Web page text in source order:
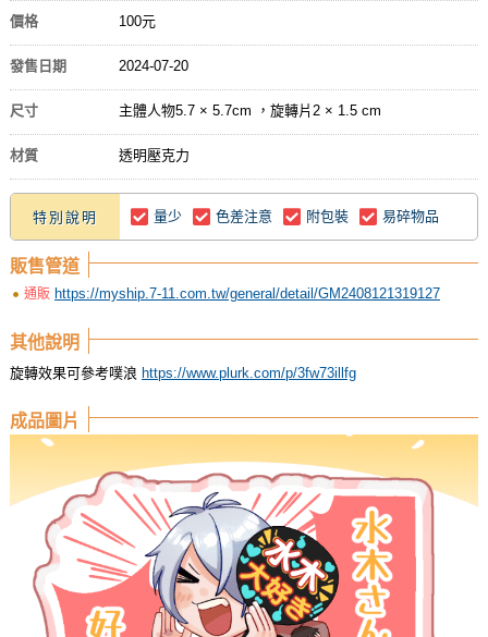
價格 100元
發售日期 2024-07-20
尺寸 主體人物5.7 × 5.7cm ，旋轉片2 × 1.5 cm
材質 透明壓克力
特別說明 量少 色差注意 附包裝 易碎物品
販售管道
通販 https://myship.7-11.com.tw/general/detail/GM2408121319127
其他說明
旋轉效果可參考噗浪 https://www.plurk.com/p/3fw73illfg
成品圖片